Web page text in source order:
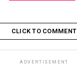
CLICK TO COMMENT
ADVERTISEMENT